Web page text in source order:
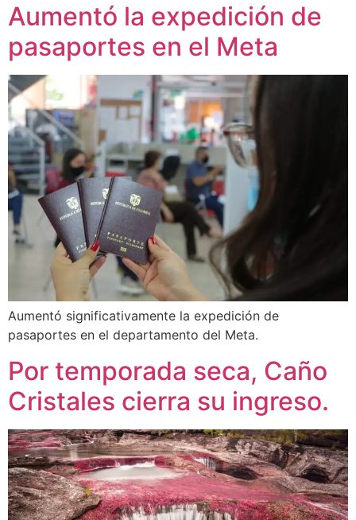
Aumentó la expedición de
pasaportes en el Meta
Aumentó significativamente la expedición de
pasaportes en el departamento del Meta.
Por temporada seca, Caño
Cristales cierra su ingreso.